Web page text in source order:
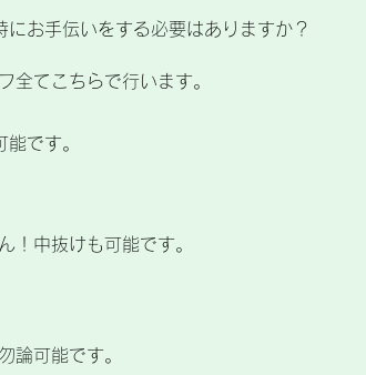
お手伝いをする必要はありますか？
全てこちらで行います。
です。
！中抜けも可能です。​
論可能です。